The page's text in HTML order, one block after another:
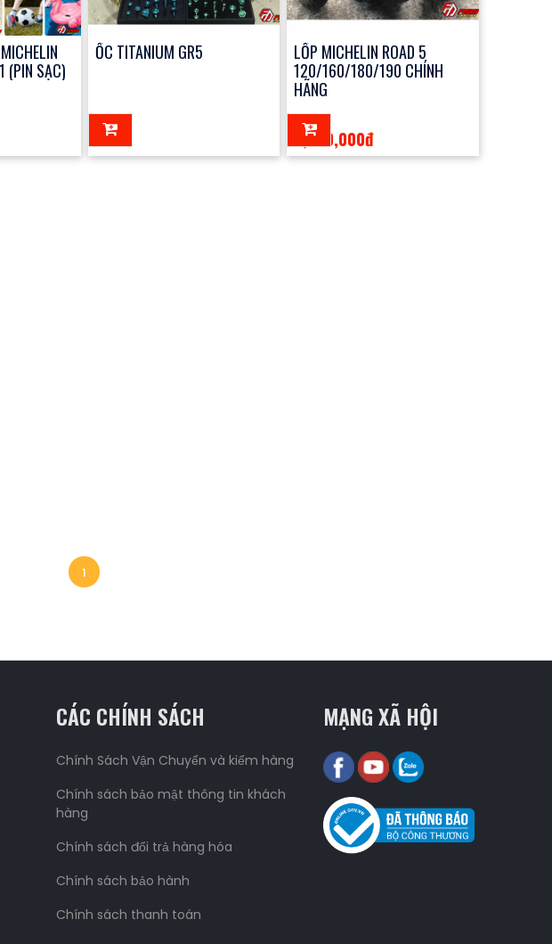
(PIN SẠC)
ỐC TITANIUM GR5
0đ
LỐP MICHELIN ROAD 5
120/160/180/190 CHÍNH
HÃNG
3,300,000đ
1
CÁC CHÍNH SÁCH
Chính Sách Vận Chuyển và kiểm hàng
Chính sách bảo mật thông tin khách
hàng
Chính sách đổi trả hàng hóa
Chính sách bảo hành
Chính sách thanh toán
MẠNG XÃ HỘI